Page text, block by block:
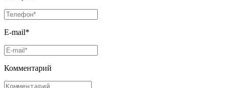
E-mail*
Комментарий